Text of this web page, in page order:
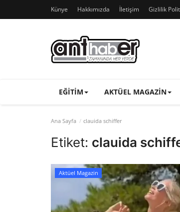
Künye Hakkımızda İletişim Gizlilik
EĞITIM AKTÜEL MAGAZIN
Ana Sayfa clauida schiffer
Etiket: clauida
Aktüel Magazin